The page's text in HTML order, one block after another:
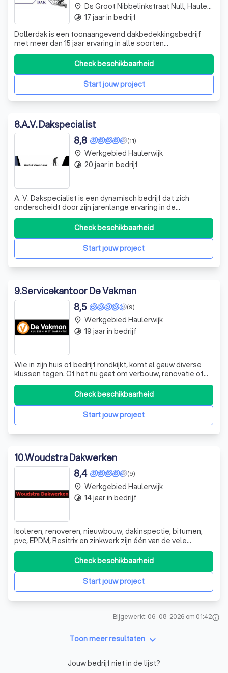
Dollerdak is een toonaangevend dakbedekkingsbedrijf
met meer dan 15 jaar ervaring in alle soorten
dakbedekking. Wij zijn gespecialiseerd in het leveren van
hoogwaardige dakoplossingen, van bitumineuze
dakbedekkingen tot kunststof dakbedekkingen (EPDM).
Onze expertise strekt zich uit tot dakisolatie
Start jouw project
Check beschikbaarheid
place Ds Groot Nibbelinkstraat Null, Haulerwijk
timelapse 17 jaar in bedrijf
8.A.V. Dakspecialist
(11)
8,8
A. V. Dakspecialist is een dynamisch bedrijf dat zich
onderscheidt door zijn jarenlange ervaring in de
dakbranche. Hoewel we een jong bedrijf zijn, hebben we
ons gespecialiseerd in bitumineuze dakbedekking,
voornamelijk voor kleinere projecten. Of uw dak nu toe is
aan nieuwe dakbedekking door nieuwb
Start jouw project
Check beschikbaarheid
place Werkgebied Haulerwijk
timelapse 20 jaar in bedrijf
9.Servicekantoor De Vakman
(9)
8,5
Wie in zijn huis of bedrijf rondkijkt, komt al gauw diverse
klussen tegen. Of het nu gaat om verbouw, renovatie of
onderhoud van woningen en bedrijfspanden. De Vakman is
van vele markten thuis. Als u kiest voor De Vakman, dan
kiest u voor een veelzijdig klussenbedrijf. U heeft te
maken met één aansStart jouw project
Check beschikbaarheid
place Werkgebied Haulerwijk
timelapse 19 jaar in bedrijf
10.Woudstra Dakwerken
(9)
8,4
Isoleren, renoveren, nieuwbouw, dakinspectie, bitumen,
pvc, EPDM, Resitrix en zinkwerk zijn één van de vele
specialteiten van Woudstra Dakwerken
Start jouw project
Check beschikbaarheid
place Werkgebied Haulerwijk
timelapse 14 jaar in bedrijf
Bijgewerkt: 06-08-2026 om 01:42info
Toon meer resultaten keyboard_arrow_down
Jouw bedrijf niet in de lijst?